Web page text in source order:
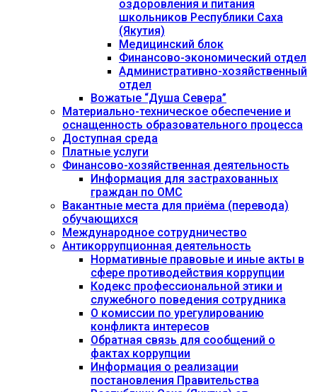
оздоровления и питания
школьников Республики Саха
(Якутия)
Медицинский блок
Финансово-экономический отдел
Административно-хозяйственный
отдел
Вожатые “Душа Севера”
Материально-техническое обеспечение и
оснащенность образовательного процесса
Доступная среда
Платные услуги
Финансово-хозяйственная деятельность
Информация для застрахованных
граждан по ОМС
Вакантные места для приёма (перевода)
обучающихся
Международное сотрудничество
Антикоррупционная деятельность
Нормативные правовые и иные акты в
сфере противодействия коррупции
Кодекс профессиональной этики и
служебного поведения сотрудника
О комиссии по урегулированию
конфликта интересов
Обратная связь для сообщений о
фактах коррупции
Информация о реализации
постановления Правительства